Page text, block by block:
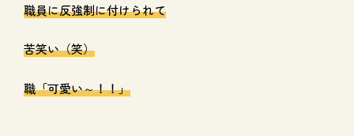
職員に反強制に付けられて
苦笑い（笑）
職「可愛い～！！」